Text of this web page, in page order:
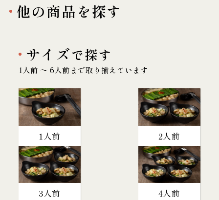
他の商品を探す
サイズで探す
1人前 〜 6人前まで取り揃えています
1人前 2人前
3人前 4人前